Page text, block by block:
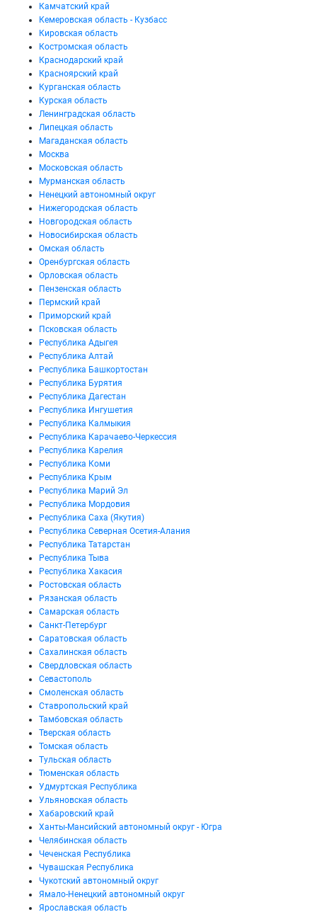
Камчатский край
Кемеровская область - Кузбасс
Кировская область
Костромская область
Краснодарский край
Красноярский край
Курганская область
Курская область
Ленинградская область
Липецкая область
Магаданская область
Москва
Московская область
Мурманская область
Ненецкий автономный округ
Нижегородская область
Новгородская область
Новосибирская область
Омская область
Оренбургская область
Орловская область
Пензенская область
Пермский край
Приморский край
Псковская область
Республика Адыгея
Республика Алтай
Республика Башкортостан
Республика Бурятия
Республика Дагестан
Республика Ингушетия
Республика Калмыкия
Республика Карачаево-Черкессия
Республика Карелия
Республика Коми
Республика Крым
Республика Марий Эл
Республика Мордовия
Республика Саха (Якутия)
Республика Северная Осетия-Алания
Республика Татарстан
Республика Тыва
Республика Хакасия
Ростовская область
Рязанская область
Самарская область
Санкт-Петербург
Саратовская область
Сахалинская область
Свердловская область
Севастополь
Смоленская область
Ставропольский край
Тамбовская область
Тверская область
Томская область
Тульская область
Тюменская область
Удмуртская Республика
Ульяновская область
Хабаровский край
Ханты-Мансийский автономный округ - Югра
Челябинская область
Чеченская Республика
Чувашская Республика
Чукотский автономный округ
Ямало-Ненецкий автономный округ
Ярославская область